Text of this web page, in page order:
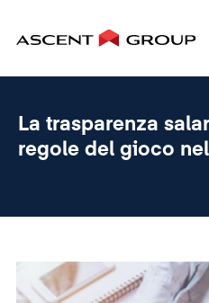
La trasparenza
regole del gioco